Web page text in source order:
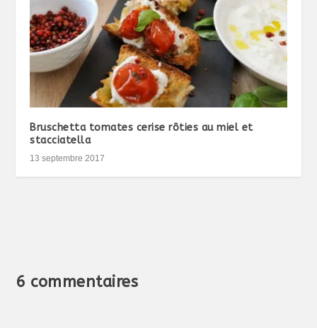
Bruschetta tomates cerise rôties au miel et
stacciatella
13 septembre 2017
6 commentaires